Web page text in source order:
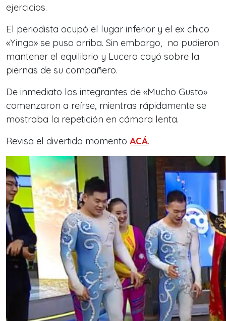
ejercicios.
El periodista ocupó el lugar inferior y el ex chico
«Yingo» se puso arriba. Sin embargo, no pudieron
mantener el equilibrio y Lucero cayó sobre la
piernas de su compañero.
De inmediato los integrantes de «Mucho Gusto»
comenzaron a reírse, mientras rápidamente se
mostraba la repetición en cámara lenta.
Revisa el divertido momento ACÁ.